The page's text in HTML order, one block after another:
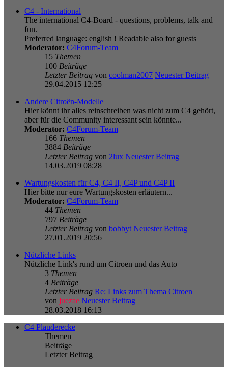
C4 - International
The international C4-Board - questions, problems, talk and
fun.
Preferred language: english ! Readable also for guests
Moderator: C4Forum-Team
15 Themen
100 Beiträge
Letzter Beitrag von coolman2007 Neuester Beitrag
29.04.2015 12:25
Andere Citroën-Modelle
Hier könnt ihr alles reinschreiben was nicht zum C4 gehört,
aber für die Community interessant sein könnte...
Moderator: C4Forum-Team
166 Themen
3884 Beiträge
Letzter Beitrag von 2lux Neuester Beitrag
14.03.2019 08:28
Wartungskosten für C4, C4 II, C4P und C4P II
Hier bitte nur eure Wartungskosten erläutern...
Moderator: C4Forum-Team
44 Themen
797 Beiträge
Letzter Beitrag von bobbyt Neuester Beitrag
27.01.2019 20:56
Nützliche Links
Nützliche Link's rund um Citroen und das Auto
3 Themen
4 Beiträge
Letzter Beitrag Re: Links zum Thema Citroen
von juezae Neuester Beitrag
28.03.2018 16:13
C4 Plauderecke
Themen
Beiträge
Letzter Beitrag